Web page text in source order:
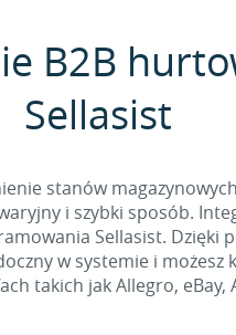
B2B
Sellasist
stanów
i szybki sposób.
Sellasist. Dzięki
w systemie i
takich jak Allegro, eBay,